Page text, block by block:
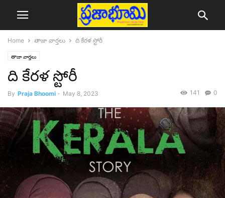
Home తాజా వార్తలు ది కేరళ స్టోరీ
తాజా వార్తలు
ది కేరళ స్టోరీ
By Praja Bhoomi - May 8, 2023 0
141